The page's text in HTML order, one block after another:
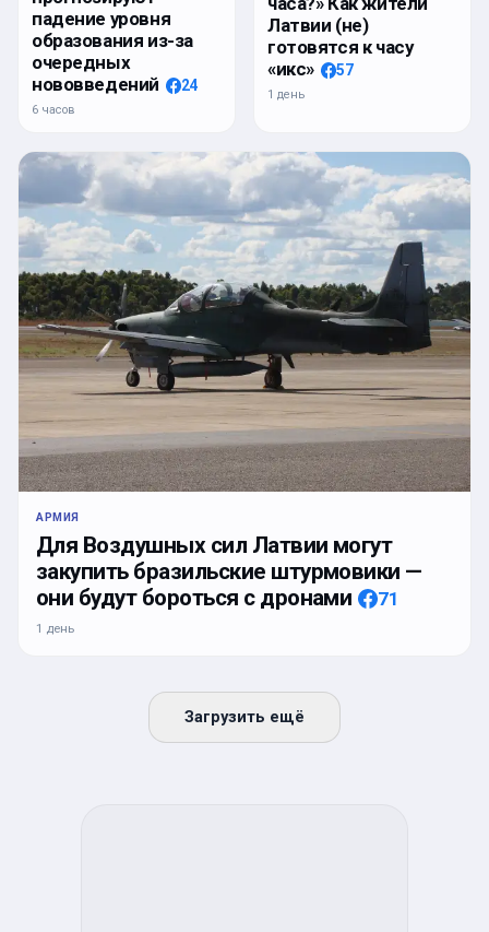
падение уровня
образования из-за
очередных
нововведений
24
6 часов
Латвии (не)
готовятся к часу
«икс»
57
1 день
АРМИЯ
Для Воздушных сил Латвии могут
закупить бразильские штурмовики —
они будут бороться с дронами
71
1 день
Загрузить ещё